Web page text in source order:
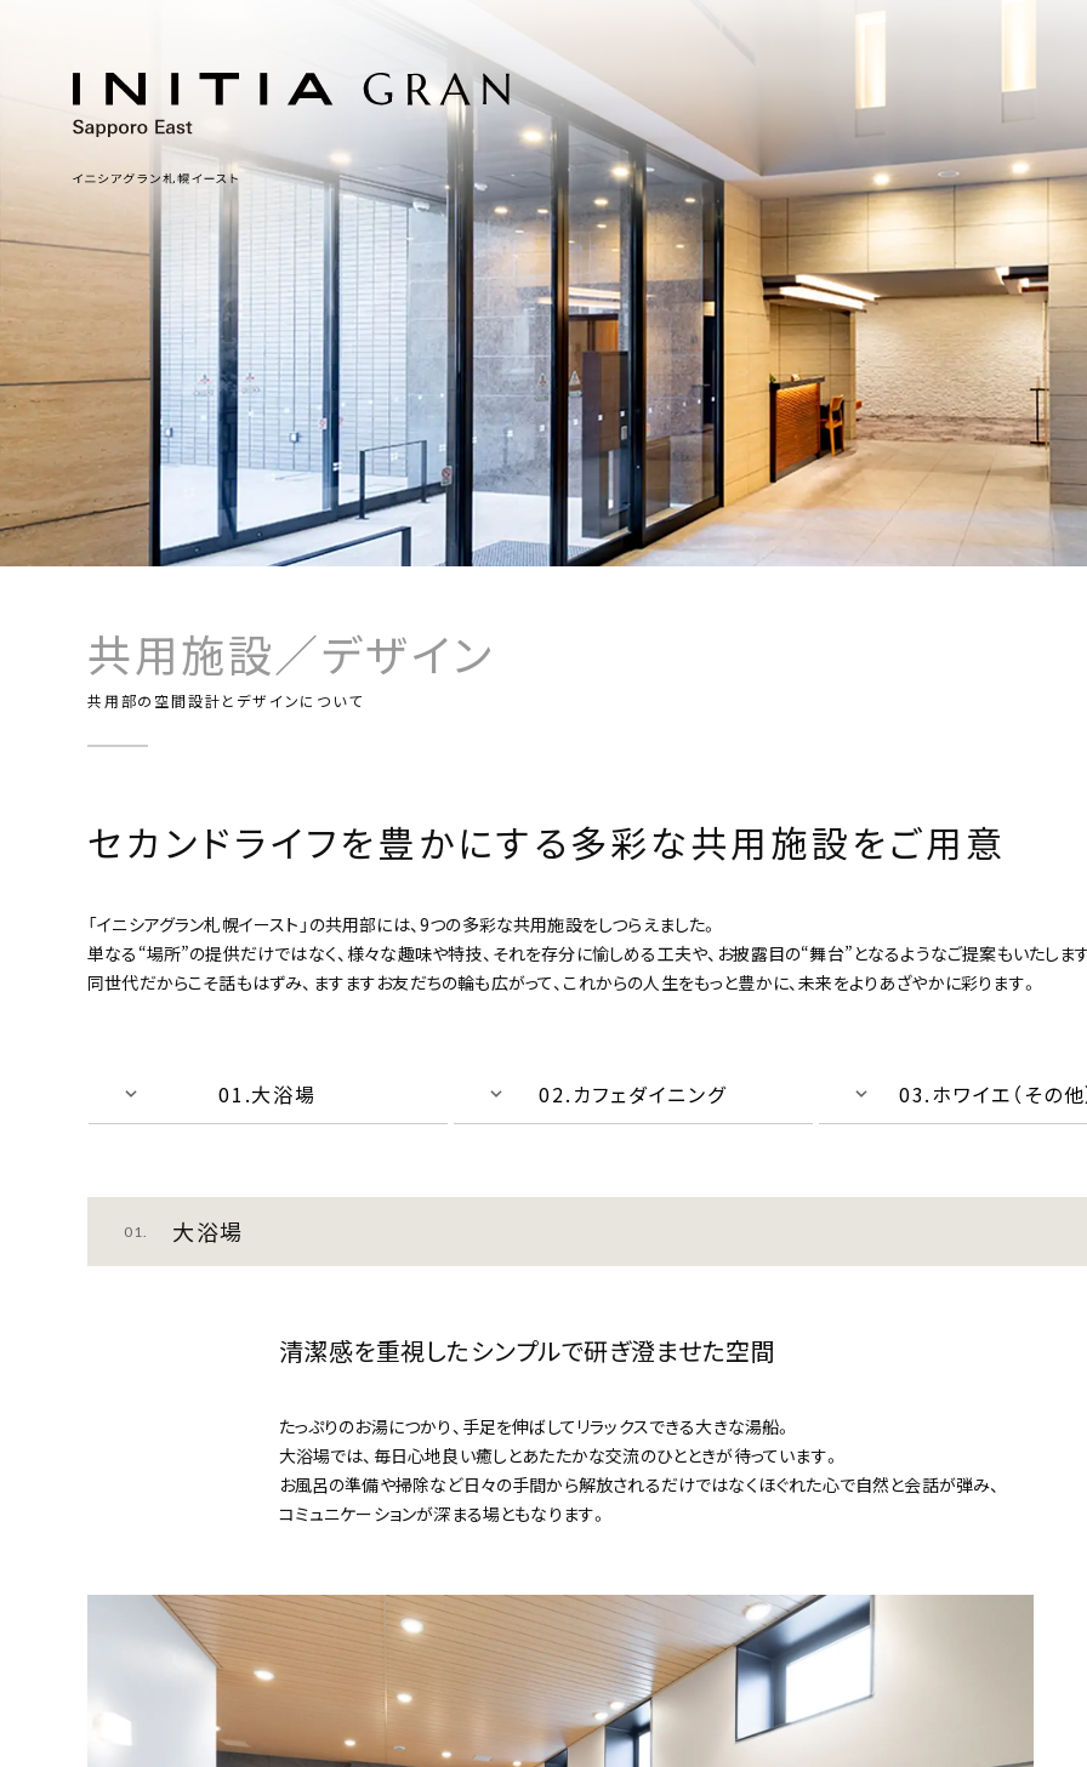
共用施設／デザイン
共用部の空間設計とデザインについて
セカンドライフを豊かにする多彩な共用施設をご用意
「イニシアグラン札幌イースト」の共用部には、9つの多彩な共用施設をしつらえました。
単なる“場所”の提供だけではなく、様々な趣味や特技、それを存分に愉しめる工夫や、お披露目の“舞台”となるようなご提案もいたします
同世代だからこそ話もはずみ、ますますお友だちの輪も広がって、これからの人生をもっと豊かに、未来をよりあざやかに彩ります。
01.大浴場 02.カフェダイニング 03.ホワイエ（その他
01. 大浴場
清潔感を重視したシンプルで研ぎ澄ませた空間
たっぷりのお湯につかり、手足を伸ばしてリラックスできる大きな湯船。
大浴場では、毎日心地良い癒しとあたたかな交流のひとときが待っています。
お風呂の準備や掃除など日々の手間から解放されるだけではなくほぐれた心で自然と会話が弾み、
コミュニケーションが深まる場ともなります。